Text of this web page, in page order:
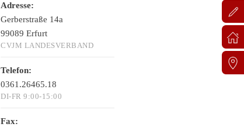
Adresse:
Gerberstraße 14a
99089 Erfurt
CVJM LANDESVERBAND
Telefon:
0361.26465.18
DI-FR 9:00-15:00
Fax: